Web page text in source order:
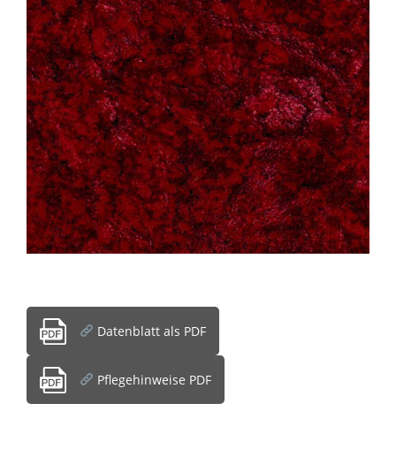
Datenblatt als PDF
Pflegehinweise PDF